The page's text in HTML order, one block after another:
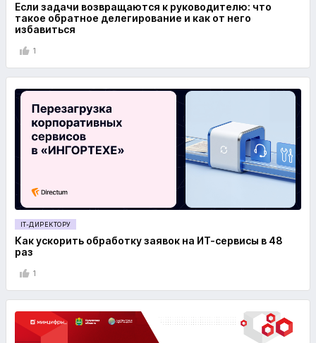
Если задачи возвращаются к руководителю: что
такое обратное делегирование и как от него
избавиться
1
IT-ДИРЕКТОРУ
Как ускорить обработку заявок на ИТ-сервисы в 48
раз
1